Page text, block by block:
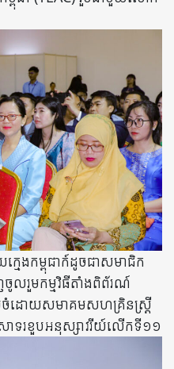
េងកម្ពុជាក៍ដូចជាសមាជិក
លរួមកម្មវិធីតាំងពិព័រណ៍
ដោយសមាគមសហគ្រិនស្ត្រី
ាទរខួបអនុស្សាវរីយ៍លើកទី១១